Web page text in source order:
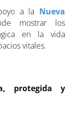
a la Nueva
mostrar los
en la vida
vitales.
protegida y